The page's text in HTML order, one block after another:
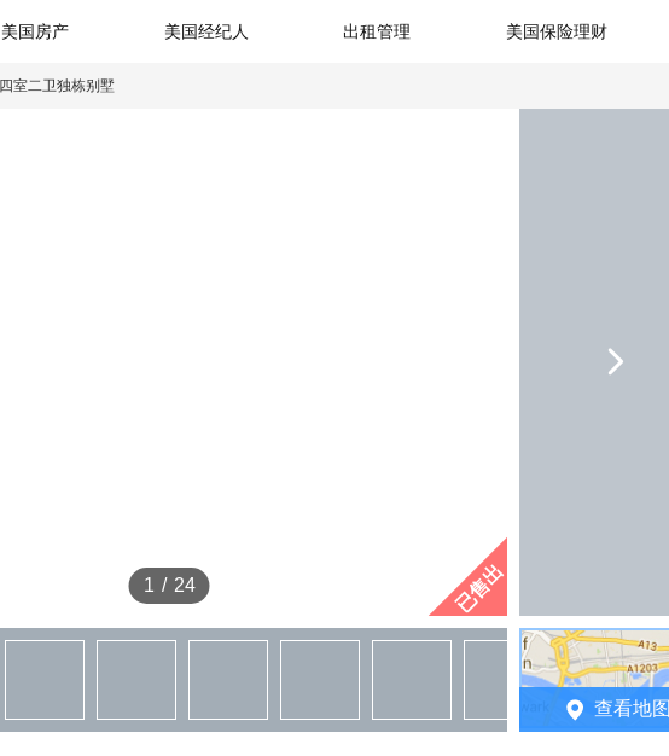
美国房产 美国经纪人 出租管理 美国保险理财
四室二卫独栋别墅
1 / 24 已售出
查看地